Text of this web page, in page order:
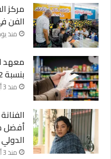
مركز
الفن
منذ
معهد
بنسبة 0,2% خلال شهر جويلية 2026
منذ 3 أيام
أفضل
الدولي
منذ 3 أيام